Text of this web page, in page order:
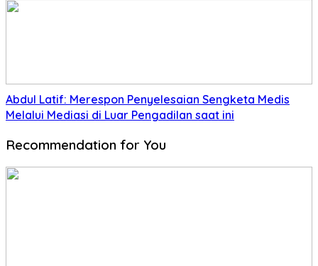
Abdul Latif: Merespon Penyelesaian Sengketa Medis
Melalui Mediasi di Luar Pengadilan saat ini
Recommendation for You